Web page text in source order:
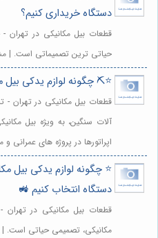
دستگاه خریداری کنیم؟
قطعات بیل مکانیکی در تهران
حیاتی ترین تصمیماتی است. |
⭐️⛏️ چگونه لوازم یدکی
قطعات بیل مکانیکی در تهران
آلات سنگین، به ویژه بیل
اپراتورها در پروژه های
⭐️ چگونه لوازم یدکی بیل
دستگاه انتخاب کنیم 🚜
قطعات بیل مکانیکی در تهران
مکانیکی، تصمیمی حیاتی است.